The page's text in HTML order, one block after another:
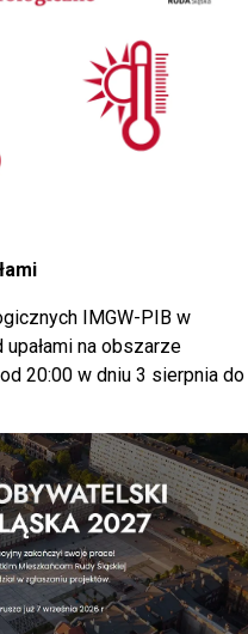
IMGW-PIB w
na obszarze
20:00 w dniu 3 sierpnia do